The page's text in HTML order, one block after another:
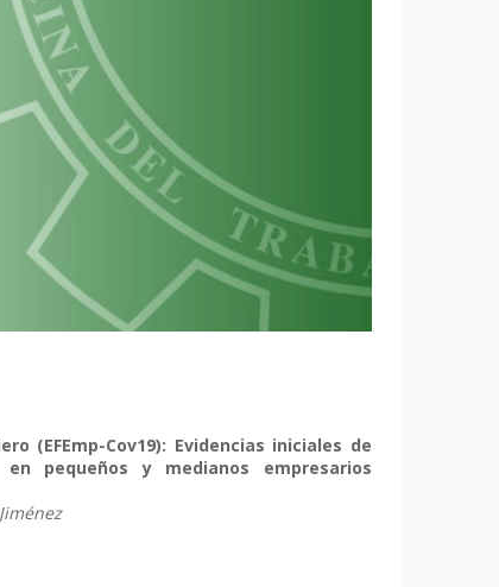
(EFEmp-Cov19): Evidencias iniciales de
pequeños y medianos empresarios